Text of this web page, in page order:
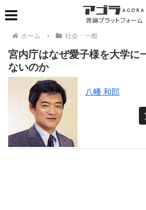
ホーム 社会・一般
宮内庁はなぜ愛子様を大学に
ないのか
八幡 和郎